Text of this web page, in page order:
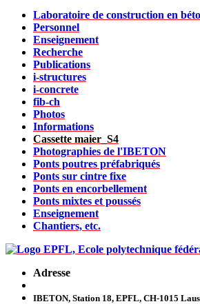
Laboratoire de construction en
Personnel
Enseignement
Recherche
Publications
i-structures
i-concrete
fib-ch
Photos
Informations
Cassette maier_S4
Photographies de l'IBETON
Ponts poutres préfabriqués
Ponts sur cintre fixe
Ponts en encorbellement
Ponts mixtes et poussés
Enseignement
Chantiers, etc.
Adresse
IBETON, Station 18, EPFL, CH-1015